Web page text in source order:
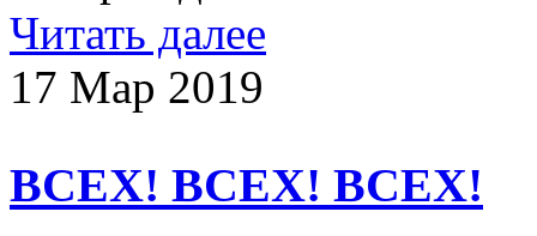
Читать далее
17 Мар 2019
ВСЕХ! ВСЕХ! ВСЕХ!